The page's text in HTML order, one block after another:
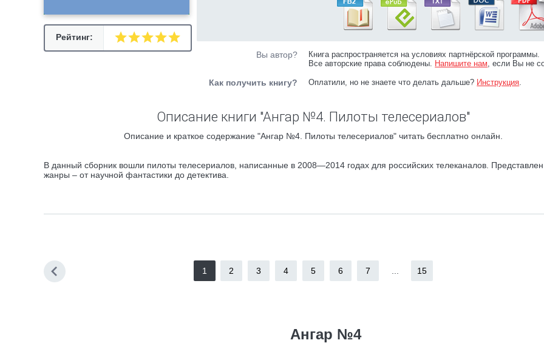
Рейтинг:
Вы автор?
Книга распространяется на условиях партнёрской программы.
Все авторские права соблюдены. Напишите нам, если Вы не
Как получить книгу? Оплатили, но не знаете что делать дальше? Инструкция.
Описание книги "Ангар №4. Пилоты телесериалов"
Описание и краткое содержание "Ангар №4. Пилоты телесериалов" читать бесплатно онлайн.
В данный сборник вошли пилоты телесериалов, написанные в 2008—2014 годах для российских телеканалов.
жанры – от научной фантастики до детектива.
1 2 3 4 5 6 7 15
Ангар №4